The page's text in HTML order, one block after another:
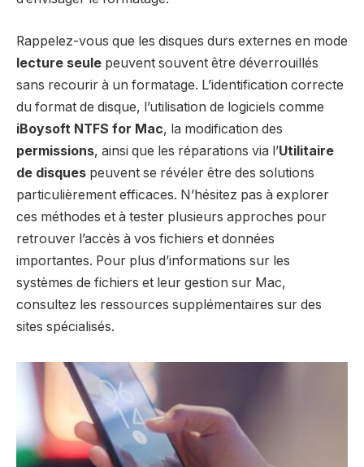
Rappelez-vous que les disques durs externes en mode
lecture seule peuvent souvent être déverrouillés
sans recourir à un formatage. L’identification correcte
du format de disque, l’utilisation de logiciels comme
iBoysoft NTFS for Mac, la modification des
permissions, ainsi que les réparations via l’Utilitaire
de disques peuvent se révéler être des solutions
particulièrement efficaces. N’hésitez pas à explorer
ces méthodes et à tester plusieurs approches pour
retrouver l’accès à vos fichiers et données
importantes. Pour plus d’informations sur les
systèmes de fichiers et leur gestion sur Mac,
consultez les ressources supplémentaires sur des
sites spécialisés.